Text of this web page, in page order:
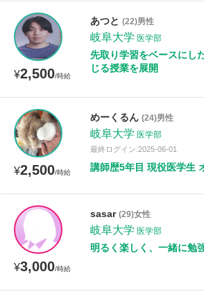
¥2,500/時給
あつと (22)男性
岐阜大学 医学部
先取り学習をベースにし
じる授業を展開
¥2,500/時給
めーくるん (24)男性
岐阜大学 医学部
最終ログイン:2025-06-01
講師歴5年目 現役医学生
¥3,000/時給
sasar (29)女性
岐阜大学 医学部
明るく楽しく、一緒に勉